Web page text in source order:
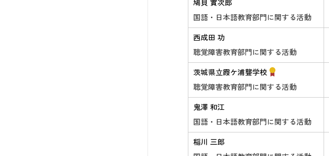
鳩貝 實次郎
国語・日本語教育部門に関する活動
西成田 功
聴覚障害教育部門に関する活動
茨城県立霞ケ浦聾学校
聴覚障害教育部門に関する活動
鬼澤 和江
国語・日本語教育部門に関する活動
稲川 三郎